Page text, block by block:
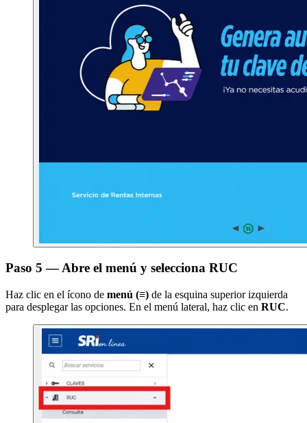
Paso 5 — Abre el menú y selecciona RUC
Haz clic en el ícono de menú (≡) de la esquina superior izquierda
para desplegar las opciones. En el menú lateral, haz clic en RUC.